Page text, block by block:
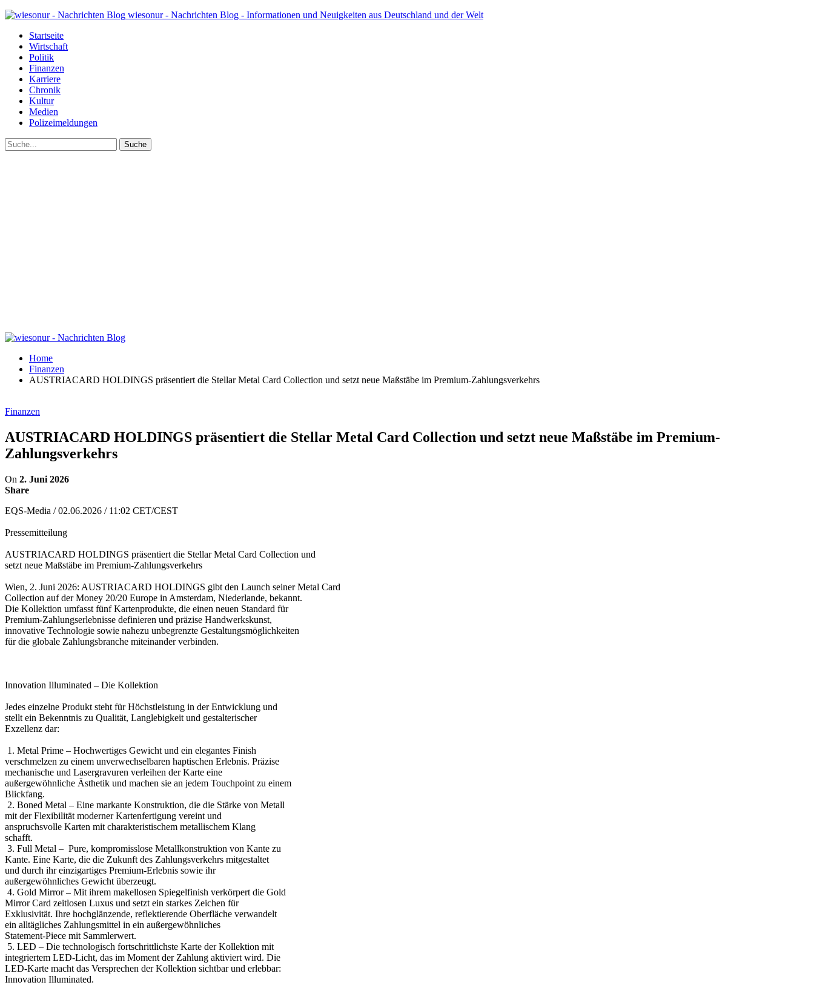
wiesonur - Nachrichten Blog - Informationen und Neuigkeiten aus Deutschland und der Welt
Startseite
Wirtschaft
Politik
Finanzen
Karriere
Chronik
Kultur
Medien
Polizeimeldungen
Home
Finanzen
AUSTRIACARD HOLDINGS präsentiert die Stellar Metal Card Collection und setzt neue Maßstäbe im Premium-Zahlungsverkehrs
Finanzen
AUSTRIACARD HOLDINGS präsentiert die Stellar Metal Card Collection und setzt neue Maßstäbe im Premium-
Zahlungsverkehrs
On 2. Juni 2026
Share
EQS-Media / 02.06.2026 / 11:02 CET/CEST
Pressemitteilung
AUSTRIACARD HOLDINGS präsentiert die Stellar Metal Card Collection und
setzt neue Maßstäbe im Premium-Zahlungsverkehrs
Wien, 2. Juni 2026: AUSTRIACARD HOLDINGS gibt den Launch seiner Metal Card
Collection auf der Money 20/20 Europe in Amsterdam, Niederlande, bekannt.
Die Kollektion umfasst fünf Kartenprodukte, die einen neuen Standard für
Premium-Zahlungserlebnisse definieren und präzise Handwerkskunst,
innovative Technologie sowie nahezu unbegrenzte Gestaltungsmöglichkeiten
für die globale Zahlungsbranche miteinander verbinden.
Innovation Illuminated – Die Kollektion
Jedes einzelne Produkt steht für Höchstleistung in der Entwicklung und
stellt ein Bekenntnis zu Qualität, Langlebigkeit und gestalterischer
Exzellenz dar:
1. Metal Prime – Hochwertiges Gewicht und ein elegantes Finish
verschmelzen zu einem unverwechselbaren haptischen Erlebnis. Präzise
mechanische und Lasergravuren verleihen der Karte eine
außergewöhnliche Ästhetik und machen sie an jedem Touchpoint zu einem
Blickfang.
2. Boned Metal – Eine markante Konstruktion, die die Stärke von Metall
mit der Flexibilität moderner Kartenfertigung vereint und
anspruchsvolle Karten mit charakteristischem metallischem Klang
schafft.
3. Full Metal – Pure, kompromisslose Metallkonstruktion von Kante zu
Kante. Eine Karte, die die Zukunft des Zahlungsverkehrs mitgestaltet
und durch ihr einzigartiges Premium-Erlebnis sowie ihr
außergewöhnliches Gewicht überzeugt.
4. Gold Mirror – Mit ihrem makellosen Spiegelfinish verkörpert die Gold
Mirror Card zeitlosen Luxus und setzt ein starkes Zeichen für
Exklusivität. Ihre hochglänzende, reflektierende Oberfläche verwandelt
ein alltägliches Zahlungsmittel in ein außergewöhnliches
Statement-Piece mit Sammlerwert.
5. LED – Die technologisch fortschrittlichste Karte der Kollektion mit
integriertem LED-Licht, das im Moment der Zahlung aktiviert wird. Die
LED-Karte macht das Versprechen der Kollektion sichtbar und erlebbar:
Innovation Illuminated.